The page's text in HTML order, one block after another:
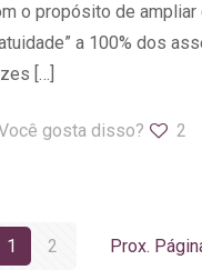
o propósito de
a 100% dos
[…]
gosta disso? 2
1 2 Prox.